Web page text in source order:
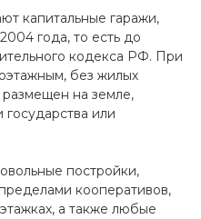
капитальные гаражи,
года, то есть до
кодекса РФ. При
без жилых
на земле,
или
постройки,
кооперативов,
а также любые